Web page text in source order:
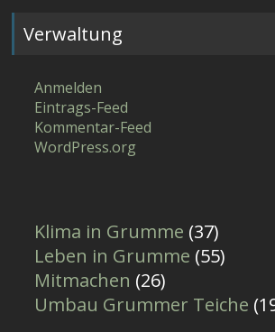
Verwaltung
Anmelden
Eintrags-Feed
Kommentar-Feed
WordPress.org
Klima in Grumme (37)
Leben in Grumme (55)
Mitmachen (26)
Umbau Grummer Teiche